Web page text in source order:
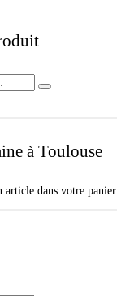
à Toulouse
article dans votre panier